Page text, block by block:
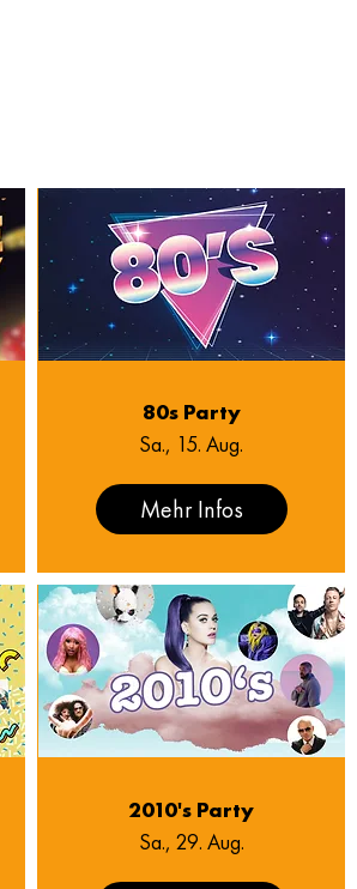
80s Party
Sa., 15. Aug.
Mehr Infos
2010's Party
Sa., 29. Aug.